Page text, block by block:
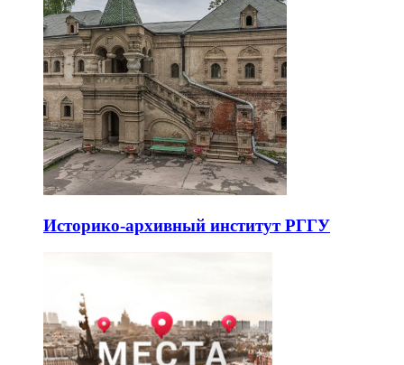
Историко-архивный институт РГГУ